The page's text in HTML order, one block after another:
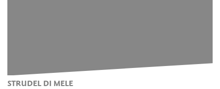
STRUDEL DI MELE